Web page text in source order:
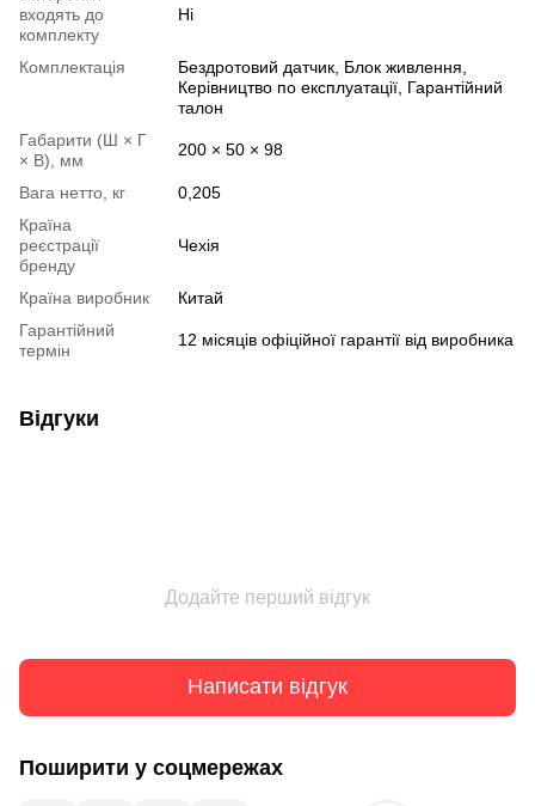
входять до
комплекту
Ні
Комплектація
Бездротовий датчик, Блок живлення,
Керівництво по експлуатації, Гарантійний
талон
Габарити (Ш × Г
× В), мм
200 × 50 × 98
Вага нетто, кг
0,205
Країна
реєстрації
бренду
Чехія
Країна виробник
Китай
Гарантійний
термін
12 місяців офіційної гарантії від виробника
Відгуки
Додайте перший відгук
Написати відгук
Поширити у соцмережах